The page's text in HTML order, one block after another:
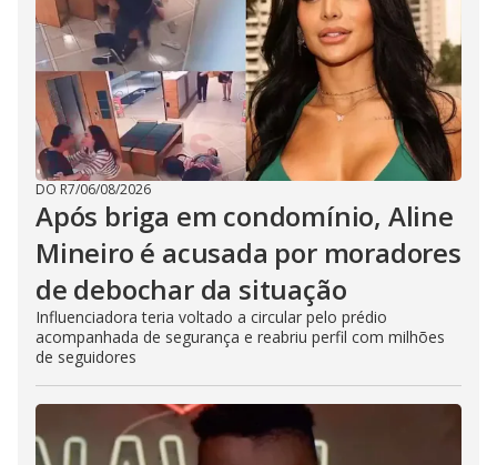
DO R7/06/08/2026
Após briga em condomínio, Aline
Mineiro é acusada por moradores
de debochar da situação
Influenciadora teria voltado a circular pelo prédio
acompanhada de segurança e reabriu perfil com milhões
de seguidores